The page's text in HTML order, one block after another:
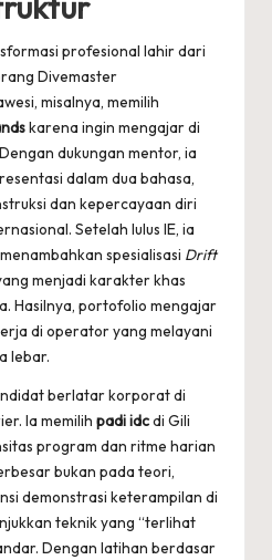
profesional lahir dari
Divemaster
misalnya, memilih
karena ingin mengajar di
dukungan mentor, ia
dalam dua bahasa,
dan kepercayaan diri
Setelah lulus IE, ia
spesialisasi Drift
menjadi karakter khas
Hasilnya, portofolio mengajar
di operator yang melayani
lebar.
berlatar korporat di
Ia memilih padi idcdi Gili
program dan ritme harian
bukan pada teori,
demonstrasi keterampilan di
teknik yang “terlihat
Dengan latihan berdasar